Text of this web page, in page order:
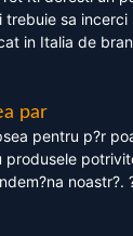
trebuie sa
in Italia de
par
pentru p?r
noastr?.